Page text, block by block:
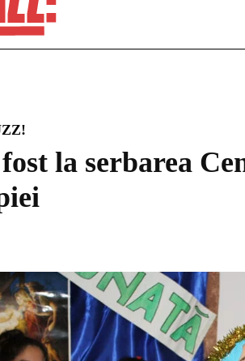
la serbarea